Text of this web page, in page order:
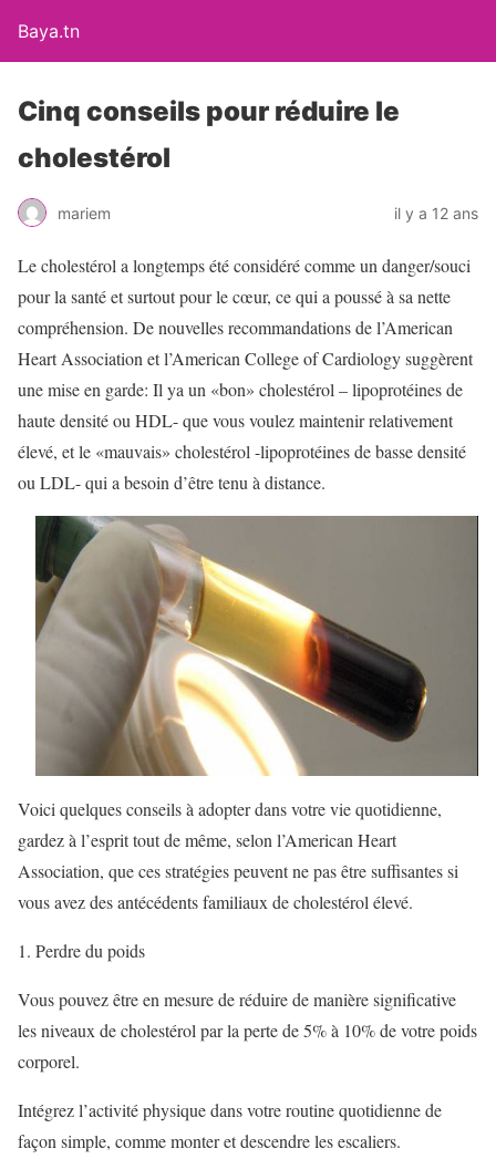
Baya.tn
Cinq conseils pour réduire le
cholestérol
mariem il y a 12 ans
Le cholestérol a longtemps été considéré comme un danger/souci
pour la santé et surtout pour le cœur, ce qui a poussé à sa nette
compréhension. De nouvelles recommandations de l’American
Heart Association et l’American College of Cardiology suggèrent
une mise en garde: Il ya un «bon» cholestérol – lipoprotéines de
haute densité ou HDL- que vous voulez maintenir relativement
élevé, et le «mauvais» cholestérol -lipoprotéines de basse densité
ou LDL- qui a besoin d’être tenu à distance.
Voici quelques conseils à adopter dans votre vie quotidienne,
gardez à l’esprit tout de même, selon l’American Heart
Association, que ces stratégies peuvent ne pas être suffisantes si
vous avez des antécédents familiaux de cholestérol élevé.
1. Perdre du poids
Vous pouvez être en mesure de réduire de manière significative
les niveaux de cholestérol par la perte de 5% à 10% de votre poids
corporel.
Intégrez l’activité physique dans votre routine quotidienne de
façon simple, comme monter et descendre les escaliers.